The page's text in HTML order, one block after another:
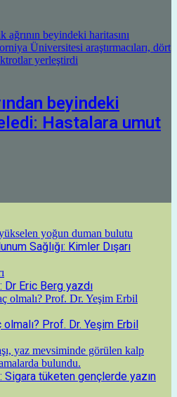
beyindeki
Hastalara umut
Sağlığı: Kimler Dışarı
Dr Eric Berg yazdı
Prof. Dr. Yeşim Erbil
Sigara tüketen gençlerde yazın